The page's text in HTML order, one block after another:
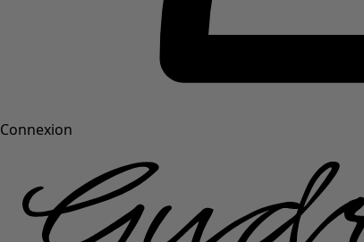
Connexion